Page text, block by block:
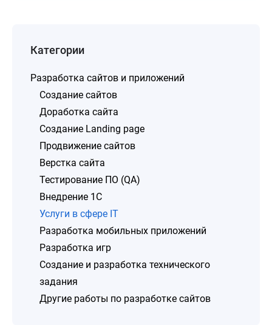
Категории
Разработка сайтов и приложений
Создание сайтов
Доработка сайта
Создание Landing page
Продвижение сайтов
Верстка сайта
Тестирование ПО (QA)
Внедрение 1C
Услуги в сфере IT
Разработка мобильных приложений
Разработка игр
Создание и разработка технического
задания
Другие работы по разработке сайтов